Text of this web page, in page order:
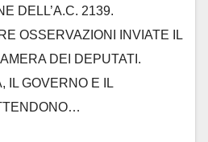
DELL’A.C. 2139.
OSSERVAZIONI INVIATE IL
DEI DEPUTATI.
IL GOVERNO E IL